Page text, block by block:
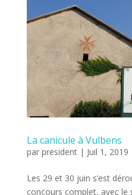
La canicule à Vulbens
par president| Juil 1, 2019
Les 29 et 30 juin s’est
concours complet, avec le